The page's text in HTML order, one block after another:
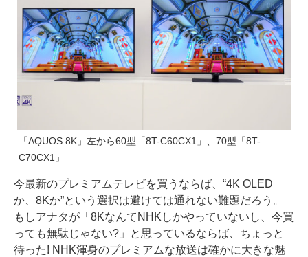
「AQUOS 8K」左から60型「8T-C60CX1」、70型「8T-
C70CX1」
今最新のプレミアムテレビを買うならば、“4K OLED
か、8Kか”という選択は避けては通れない難題だろう。
もしアナタが「8KなんてNHKしかやっていないし、今買
っても無駄じゃない?」と思っているならば、ちょっと
待った! NHK渾身のプレミアムな放送は確かに大きな魅